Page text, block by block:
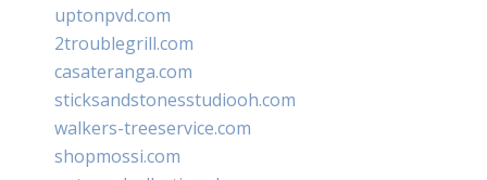
uptonpvd.com
2troublegrill.com
casateranga.com
sticksandstonesstudiooh.com
walkers-treeservice.com
shopmossi.com